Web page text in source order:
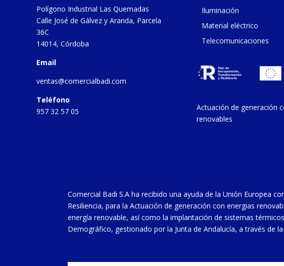
Polígono Industrial Las Quemadas
Calle José de Gálvez y Aranda, Parcela
36C
14014, Córdoba
Email
ventas@comercialbadi.com
Teléfono
957 32 57 05
Iluminación
Material eléctrico
Telecomunicaciones
Actuación de generación
renovables
Comercial Badi S.A ha recibido una ayuda de la Unión Europea
Resiliencia, para la Actuación de generación con energias
energía renovable, así como la implantación de sistemas
Demográfico, gestionado por la Junta de Andalucía, a través de